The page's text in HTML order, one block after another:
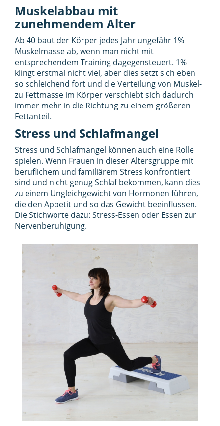
Muskelabbau mit
zunehmendem Alter
Ab 40 baut der Körper jedes Jahr ungefähr 1%
Muskelmasse ab, wenn man nicht mit
entsprechendem Training dagegensteuert. 1%
klingt erstmal nicht viel, aber dies setzt sich eben
so schleichend fort und die Verteilung von Muskel-
zu Fettmasse im Körper verschiebt sich dadurch
immer mehr in die Richtung zu einem größeren
Fettanteil.
Stress und Schlafmangel
Stress und Schlafmangel können auch eine Rolle
spielen. Wenn Frauen in dieser Altersgruppe mit
beruflichem und familiärem Stress konfrontiert
sind und nicht genug Schlaf bekommen, kann dies
zu einem Ungleichgewicht von Hormonen führen,
die den Appetit und so das Gewicht beeinflussen.
Die Stichworte dazu: Stress-Essen oder Essen zur
Nervenberuhigung.